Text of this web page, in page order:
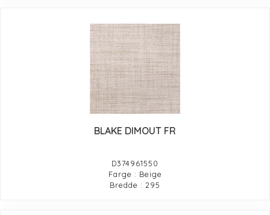
BLAKE DIMOUT FR
D374961550
Farge : Beige
Bredde : 295